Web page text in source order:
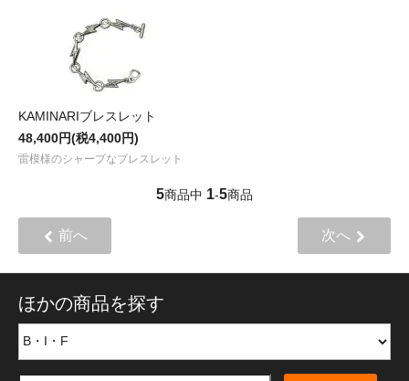
KAMINARIブレスレット
48,400円(税4,400円)
雷模様のシャープなブレスレット
5商品中 1-5商品
前へ 次へ
ほかの商品を探す